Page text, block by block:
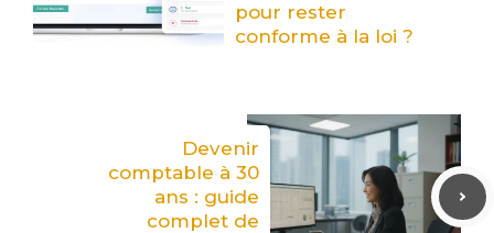
pour rester
conforme à la loi ?
Devenir
comptable à 30
ans : guide
complet de